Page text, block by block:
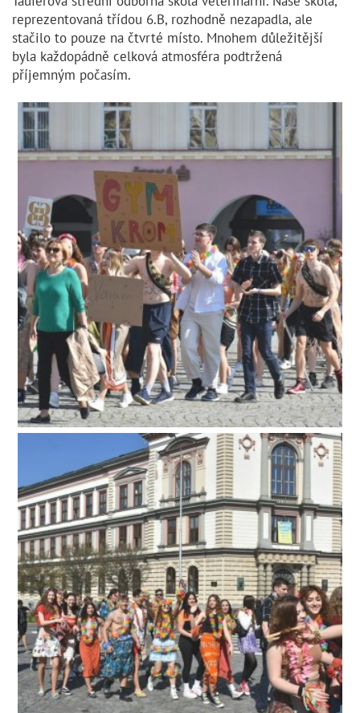
reprezentovaná třídou 6.B, rozhodně nezapadla, ale
stačilo to pouze na čtvrté místo. Mnohem důležitější
byla každopádně celková atmosféra podtržená
příjemným počasím.